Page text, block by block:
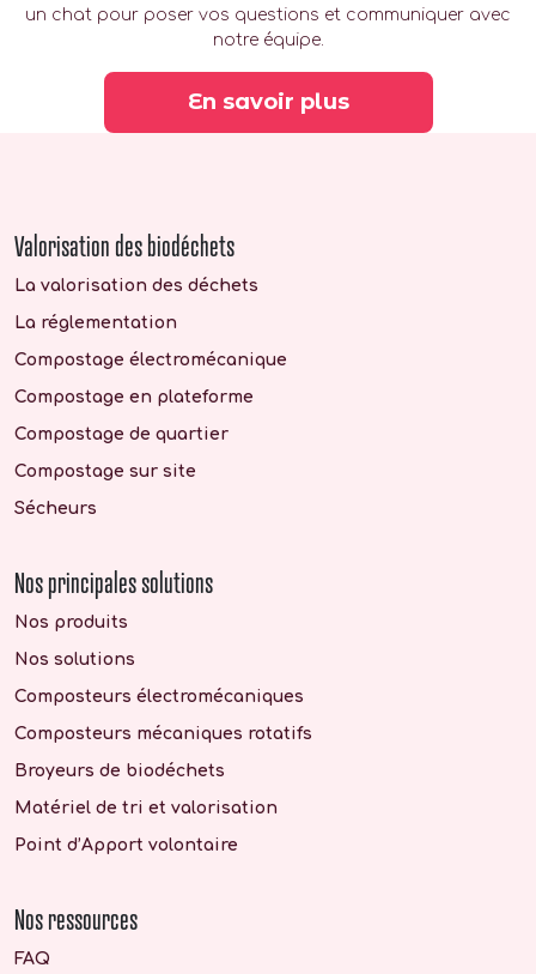
un chat pour poser vos questions et communiquer avec
notre équipe.
En savoir plus
Valorisation des biodéchets
La valorisation des déchets
La réglementation
Compostage électromécanique
Compostage en plateforme
Compostage de quartier
Compostage sur site
Sécheurs
Nos principales solutions
Nos produits
Nos solutions
Composteurs électromécaniques
Composteurs mécaniques rotatifs
Broyeurs de biodéchets
Matériel de tri et valorisation
Point d’Apport volontaire
Nos ressources
FAQ